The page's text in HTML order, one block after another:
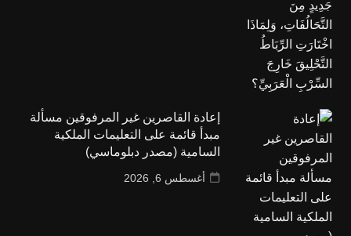
إعادة القاصرين غير المرفوقين مسألة
مبدأ قائمة على التعليمات الملكية
السامية (مصدر دبلوماسي)
أغسطس 6, 2026